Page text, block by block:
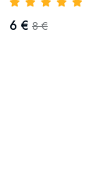
6 € 8 €